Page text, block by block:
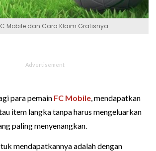
Mobile dan Cara Klaim Gratisnya
para pemain FC Mobile, mendapatkan
item langka tanpa harus mengeluarkan
paling menyenangkan.
mendapatkannya adalah dengan